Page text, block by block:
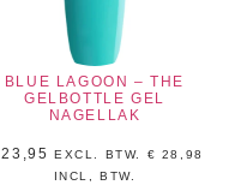
BLUE LAGOON – THE
GELBOTTLE GEL
NAGELLAK
23,95 EXCL. BTW. € 28,98
INCL, BTW.